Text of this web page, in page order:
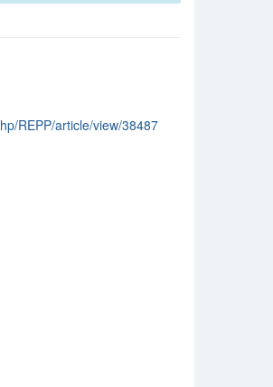
REPP/article/view/38487